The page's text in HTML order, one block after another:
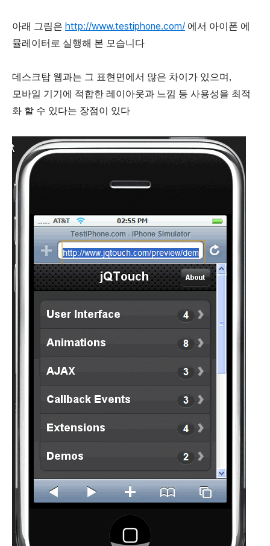
아래 그림은 http://www.testiphone.com/ 에서 아이폰 에
뮬레이터로 실행해 본 모습니다
데스크탑 웹과는 그 표현면에서 많은 차이가 있으며,
모바일 기기에 적합한 레이아웃과 느낌 등 사용성을 최적
화 할 수 있다는 장점이 있다